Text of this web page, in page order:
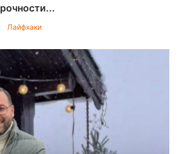
Лайфхаки